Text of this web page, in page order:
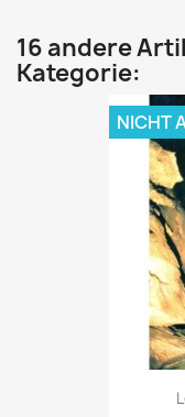
16 andere
Kategorie:
NICHT